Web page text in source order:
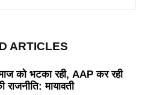
ARTICLES
को भटका रही, AAP कर रही
राजनीति: मायावती